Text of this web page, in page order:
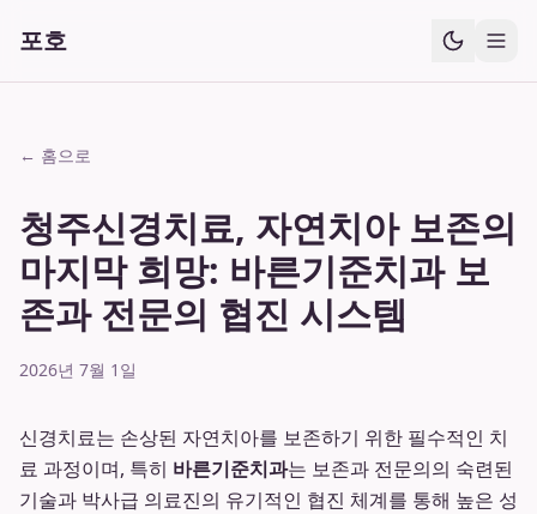
포호
← 홈으로
청주신경치료, 자연치아 보존의
마지막 희망: 바른기준치과 보
존과 전문의 협진 시스템
2026년 7월 1일
신경치료는 손상된 자연치아를 보존하기 위한 필수적인 치
료 과정이며, 특히 바른기준치과는 보존과 전문의의 숙련된
기술과 박사급 의료진의 유기적인 협진 체계를 통해 높은 성